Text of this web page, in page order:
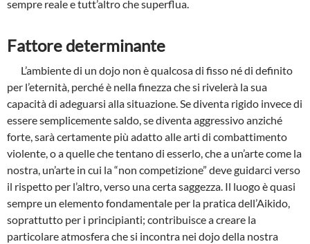
sempre reale e tutt’altro che superflua.
Fattore determinante
L’ambiente di un dojo non è qualcosa di fisso né di definito
per l’eternità, perché è nella finezza che si rivelerà la sua
capacità di adeguarsi alla situazione. Se diventa rigido invece di
essere semplicemente saldo, se diventa aggressivo anziché
forte, sarà certamente più adatto alle arti di combattimento
violente, o a quelle che tentano di esserlo, che a un’arte come la
nostra, un’arte in cui la “non competizione” deve guidarci verso
il rispetto per l’altro, verso una certa saggezza. Il luogo è quasi
sempre un elemento fondamentale per la pratica dell’Aikido,
soprattutto per i principianti; contribuisce a creare la
particolare atmosfera che si incontra nei dojo della nostra